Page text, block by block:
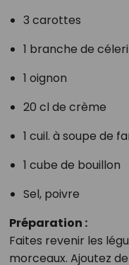
3 carottes
1 branche de céleri
1 oignon
20 cl de crème
1 cuil. à soupe de
1 cube de bouillon
Sel, poivre
Préparation :
Faites revenir les
morceaux. Ajoutez